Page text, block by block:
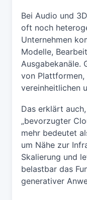
Bei Audio und
oft noch
Unternehmen
Modelle,
Ausgabekanäle.
von Plattformen,
vereinheitlichen
Das erklärt
„bevorzugter
mehr bedeutet
um Nähe zur
Skalierung und
belastbar das
generativer